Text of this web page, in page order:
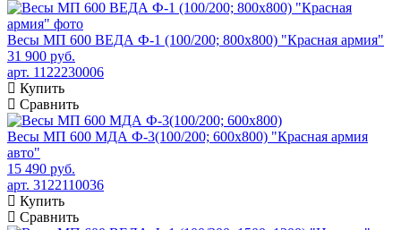
Весы МП 600 ВЕДА Ф-1 (100/200; 800х800) "Красная армия"
31 900 руб.
арт. 1122230006
Купить
Сравнить
Весы МП 600 МДА Ф-3(100/200; 600х800) "Красная армия
авто"
15 490 руб.
арт. 3122110036
Купить
Сравнить